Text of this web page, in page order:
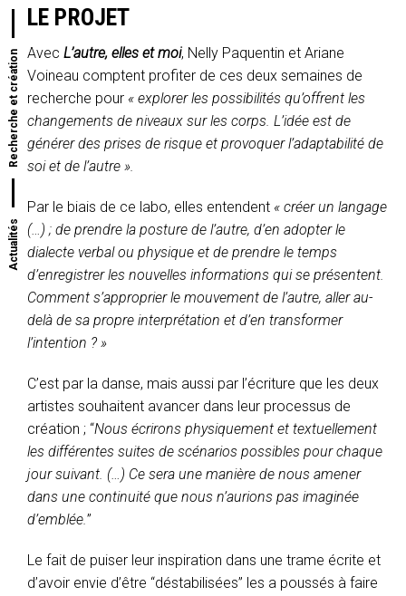
Actualités
Recherche et création
LE PROJET
Avec L’autre, elles et moi, Nelly Paquentin et Ariane
Voineau comptent profiter de ces deux semaines de
recherche pour « explorer les possibilités qu’offrent les
changements de niveaux sur les corps. L’idée est de
générer des prises de risque et provoquer l’adaptabilité de
soi et de l’autre ».
Par le biais de ce labo, elles entendent « créer un langage
(…) ; de prendre la posture de l’autre, d’en adopter le
dialecte verbal ou physique et de prendre le temps
d’enregistrer les nouvelles informations qui se présentent.
Comment s’approprier le mouvement de l’autre, aller au-
delà de sa propre interprétation et d’en transformer
l’intention ? »
C’est par la danse, mais aussi par l’écriture que les deux
artistes souhaitent avancer dans leur processus de
création ; “Nous écrirons physiquement et textuellement
les différentes suites de scénarios possibles pour chaque
jour suivant. (…) Ce sera une manière de nous amener
dans une continuité que nous n’aurions pas imaginée
d’emblée.”
Le fait de puiser leur inspiration dans une trame écrite et
d’avoir envie d’être “déstabilisées” les a poussés à faire